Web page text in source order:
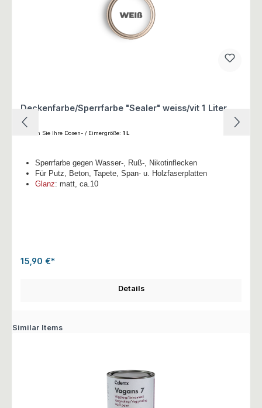
Deckenfarbe/Sperrfarbe "Sealer" weiss/vit 1 Liter
Wählen Sie Ihre Dosen- / Eimergröße: 1 L
Sperrfarbe gegen Wasser-, Ruß-, Nikotinflecken
Für Putz, Beton, Tapete, Span- u. Holzfaserplatten
Glanz: matt, ca.10
15,90 €*
Details
Similar Items